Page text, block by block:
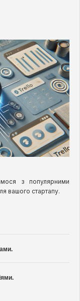
з популярними
вашого стартапу.